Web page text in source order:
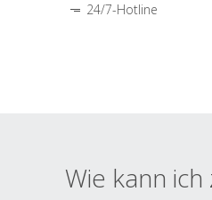
24/7-Hotline
Wie kann ich